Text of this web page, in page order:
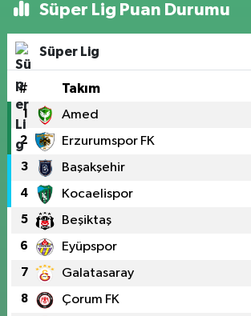
Süper Lig Puan Durumu
Süper Lig
# Takım
1 Amed
2 Erzurumspor FK
3 Başakşehir
4 Kocaelispor
5 Beşiktaş
6 Eyüpspor
7 Galatasaray
8 Çorum FK